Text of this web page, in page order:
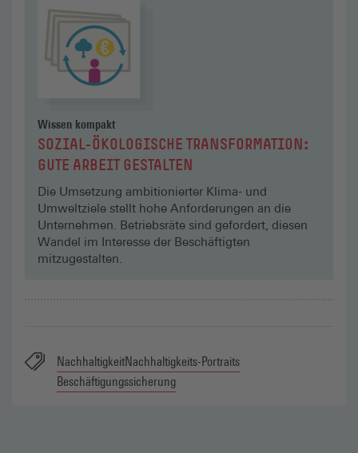
Wissen kompakt
SOZIAL-ÖKOLOGISCHE TRANSFORMATION:
GUTE ARBEIT GESTALTEN
Die Umsetzung ambitionierter Klima- und
Umweltziele stellt hohe Anforderungen an die
Unternehmen. Betriebsräte sind gefordert, diesen
Wandel im Interesse der Beschäftigten
mitzugestalten.
NachhaltigkeitNachhaltigkeits-Portraits
Beschäftigungssicherung